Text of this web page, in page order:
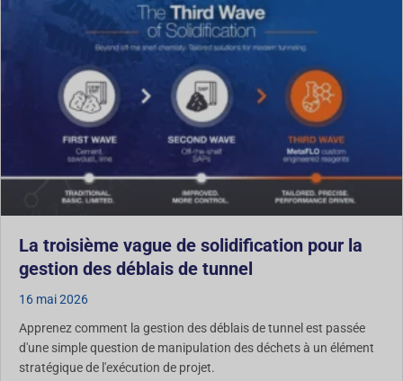
La troisième vague de solidification pour la
gestion des déblais de tunnel
16 mai 2026
Apprenez comment la gestion des déblais de tunnel est passée
d'une simple question de manipulation des déchets à un élément
stratégique de l'exécution de projet.